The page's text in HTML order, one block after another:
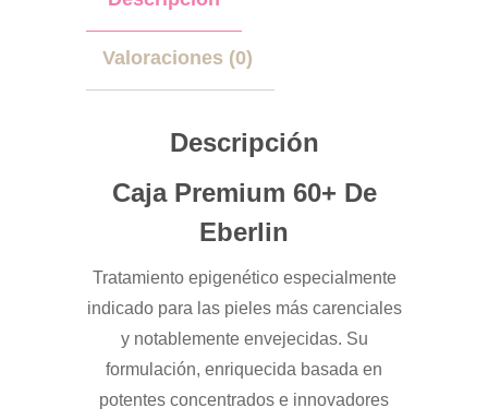
Valoraciones (0)
Descripción
Caja Premium 60+ De
Eberlin
Tratamiento epigenético especialmente
indicado para las pieles más carenciales
y notablemente envejecidas. Su
formulación, enriquecida basada en
potentes concentrados e innovadores